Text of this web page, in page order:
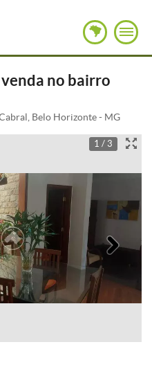
no bairro
Belo Horizonte - MG
1 / 3